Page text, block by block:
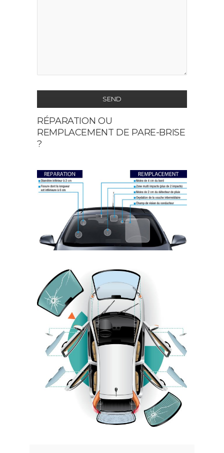
SEND
This
field
should
left
blank
RÉPARATION OU
REMPLACEMENT DE PARE-BRISE
?